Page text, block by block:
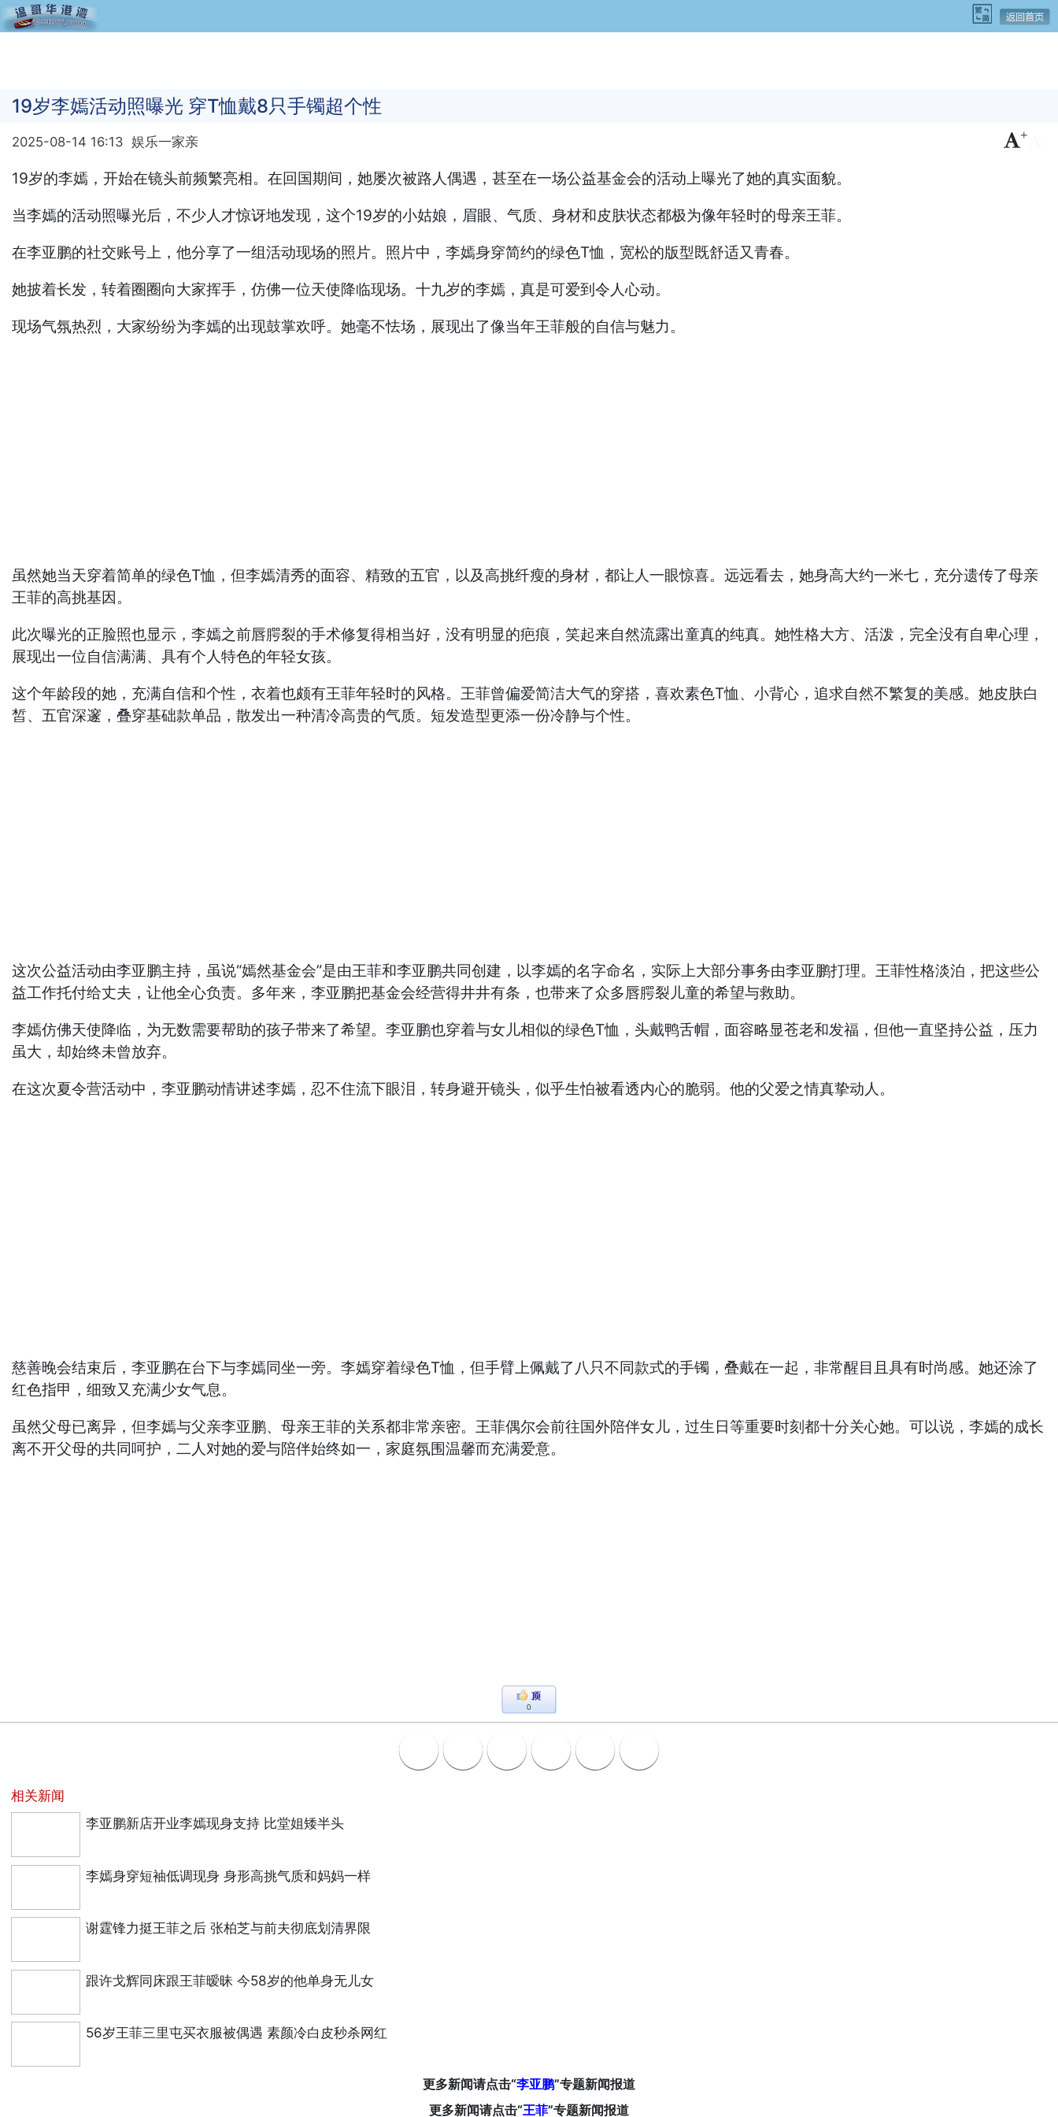
19岁李嫣活动照曝光 穿T恤戴8只手镯超个性
2025-08-14 16:13 娱乐一家亲 +
19岁的李嫣，开始在镜头前频繁亮相。在回国期间，她屡次被路人偶遇，甚至在一场公益基金会的活动上曝光了她的真实面貌。
当李嫣的活动照曝光后，不少人才惊讶地发现，这个19岁的小姑娘，眉眼、气质、身材和皮肤状态都极为像年轻时的母亲王菲。
在李亚鹏的社交账号上，他分享了一组活动现场的照片。照片中，李嫣身穿简约的绿色T恤，宽松的版型既舒适又青春。
她披着长发，转着圈圈向大家挥手，仿佛一位天使降临现场。十九岁的李嫣，真是可爱到令人心动。
现场气氛热烈，大家纷纷为李嫣的出现鼓掌欢呼。她毫不怯场，展现出了像当年王菲般的自信与魅力。
虽然她当天穿着简单的绿色T恤，但李嫣清秀的面容、精致的五官，以及高挑纤瘦的身材，都让人一眼惊喜。远远看去，她身高大约一米七，充分遗传了母亲
王菲的高挑基因。
此次曝光的正脸照也显示，李嫣之前唇腭裂的手术修复得相当好，没有明显的疤痕，笑起来自然流露出童真的纯真。她性格大方、活泼，完全没有自卑心理，
展现出一位自信满满、具有个人特色的年轻女孩。
这个年龄段的她，充满自信和个性，衣着也颇有王菲年轻时的风格。王菲曾偏爱简洁大气的穿搭，喜欢素色T恤、小背心，追求自然不繁复的美感。她皮肤白
皙、五官深邃，叠穿基础款单品，散发出一种清冷高贵的气质。短发造型更添一份冷静与个性。
这次公益活动由李亚鹏主持，虽说“嫣然基金会”是由王菲和李亚鹏共同创建，以李嫣的名字命名，实际上大部分事务由李亚鹏打理。王菲性格淡泊，把这些公
益工作托付给丈夫，让他全心负责。多年来，李亚鹏把基金会经营得井井有条，也带来了众多唇腭裂儿童的希望与救助。
李嫣仿佛天使降临，为无数需要帮助的孩子带来了希望。李亚鹏也穿着与女儿相似的绿色T恤，头戴鸭舌帽，面容略显苍老和发福，但他一直坚持公益，压力
虽大，却始终未曾放弃。
在这次夏令营活动中，李亚鹏动情讲述李嫣，忍不住流下眼泪，转身避开镜头，似乎生怕被看透内心的脆弱。他的父爱之情真挚动人。
慈善晚会结束后，李亚鹏在台下与李嫣同坐一旁。李嫣穿着绿色T恤，但手臂上佩戴了八只不同款式的手镯，叠戴在一起，非常醒目且具有时尚感。她还涂了
红色指甲，细致又充满少女气息。
虽然父母已离异，但李嫣与父亲李亚鹏、母亲王菲的关系都非常亲密。王菲偶尔会前往国外陪伴女儿，过生日等重要时刻都十分关心她。可以说，李嫣的成长
离不开父母的共同呵护，二人对她的爱与陪伴始终如一，家庭氛围温馨而充满爱意。
0
相关新闻
李亚鹏新店开业李嫣现身支持 比堂姐矮半头
李嫣身穿短袖低调现身 身形高挑气质和妈妈一样
谢霆锋力挺王菲之后 张柏芝与前夫彻底划清界限
跟许戈辉同床跟王菲暧昧 今58岁的他单身无儿女
56岁王菲三里屯买衣服被偶遇 素颜冷白皮秒杀网红
更多新闻请点击“李亚鹏”专题新闻报道
更多新闻请点击“王菲”专题新闻报道